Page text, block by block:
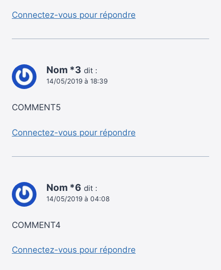
Connectez-vous pour répondre
Nom *3 dit :
14/05/2019 à 18:39
COMMENT5
Connectez-vous pour répondre
Nom *6 dit :
14/05/2019 à 04:08
COMMENT4
Connectez-vous pour répondre